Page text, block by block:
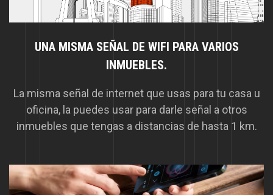
UNA MISMA SEÑAL DE WIFI PARA VARIOS
INMUEBLES.
La misma señal de internet que usas para tu casa u
oficina, la puedes usar para darle señal a otros
inmuebles que tengas a distancias de hasta 1 km.